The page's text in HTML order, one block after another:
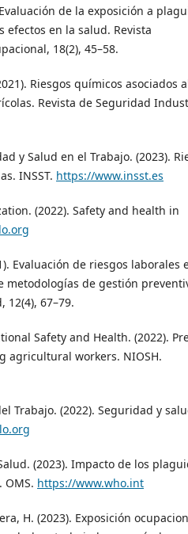
Evaluación de la exposición a
efectos en la salud. Revista
18(2), 45–58.
Riesgos químicos asociados
Revista de Seguridad
y Salud en el Trabajo. (2023).
INSST. https://www.insst.es
(2022). Safety and health in
Evaluación de riesgos laborales
metodologías de gestión
12(4), 67–79.
Safety and Health. (2022).
agricultural workers. NIOSH.
Trabajo. (2022). Seguridad y
(2023). Impacto de los
OMS. https://www.who.int
H. (2023). Exposición